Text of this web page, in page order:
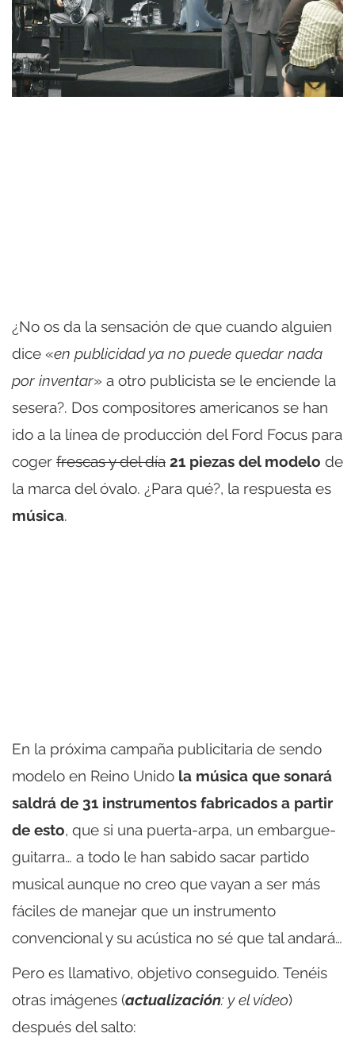
¿No os da la sensación de que cuando alguien
dice «en publicidad ya no puede quedar nada
por inventar» a otro publicista se le enciende la
sesera?. Dos compositores americanos se han
ido a la línea de producción del Ford Focus para
coger frescas y del día 21 piezas del modelo de
la marca del óvalo. ¿Para qué?, la respuesta es
música.
En la próxima campaña publicitaria de sendo
modelo en Reino Unido la música que sonará
saldrá de 31 instrumentos fabricados a partir
de esto, que si una puerta-arpa, un embargue-
guitarra… a todo le han sabido sacar partido
musical aunque no creo que vayan a ser más
fáciles de manejar que un instrumento
convencional y su acústica no sé que tal andará…
Pero es llamativo, objetivo conseguido. Tenéis
otras imágenes (actualización: y el vídeo)
después del salto: